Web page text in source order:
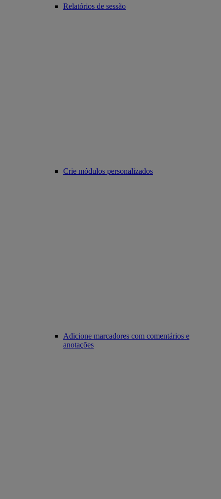
Relatórios de sessão
Crie módulos personalizados
Adicione marcadores com comentários e
anotações